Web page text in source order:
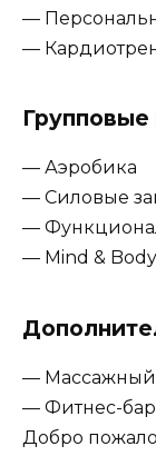
—
—
— Аэробика
— Силовые
—
— Mind & Body
— Массажный
— Фитнес-бар
Добро